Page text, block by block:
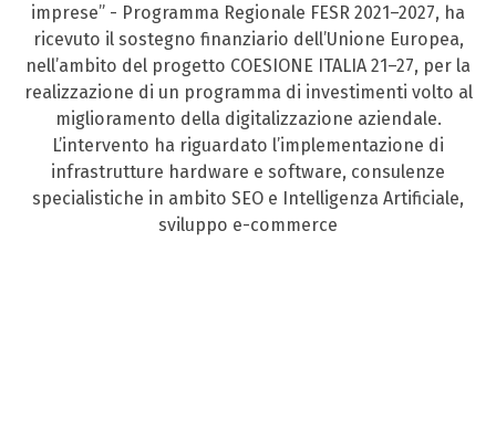
imprese” - Programma Regionale FESR 2021–2027, ha
ricevuto il sostegno finanziario dell’Unione Europea,
nell’ambito del progetto COESIONE ITALIA 21–27, per la
realizzazione di un programma di investimenti volto al
miglioramento della digitalizzazione aziendale.
L’intervento ha riguardato l’implementazione di
infrastrutture hardware e software, consulenze
specialistiche in ambito SEO e Intelligenza Artificiale,
sviluppo e-commerce